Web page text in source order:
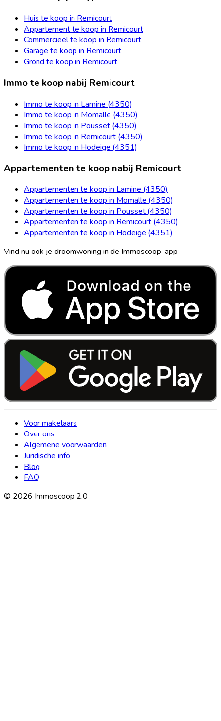
Huis te koop in Remicourt
Appartement te koop in Remicourt
Commercieel te koop in Remicourt
Garage te koop in Remicourt
Grond te koop in Remicourt
Immo te koop nabij Remicourt
Immo te koop in Lamine (4350)
Immo te koop in Momalle (4350)
Immo te koop in Pousset (4350)
Immo te koop in Remicourt (4350)
Immo te koop in Hodeige (4351)
Appartementen te koop nabij Remicourt
Appartementen te koop in Lamine (4350)
Appartementen te koop in Momalle (4350)
Appartementen te koop in Pousset (4350)
Appartementen te koop in Remicourt (4350)
Appartementen te koop in Hodeige (4351)
Vind nu ook je droomwoning in de Immoscoop-app
Voor makelaars
Over ons
Algemene voorwaarden
Juridische info
Blog
FAQ
© 2026 Immoscoop 2.0